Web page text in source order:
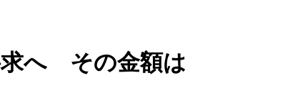
求へ その金額は